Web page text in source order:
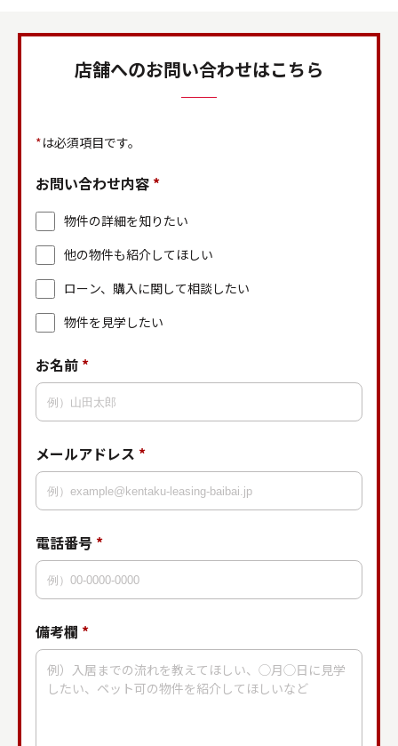
店舗へのお問い合わせはこちら
*は必須項目です。
お問い合わせ内容 *
物件の詳細を知りたい
他の物件も紹介してほしい
ローン、購入に関して相談したい
物件を見学したい
お名前 *
メールアドレス *
電話番号 *
備考欄 *